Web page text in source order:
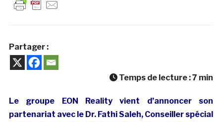
Partager :
Temps de lecture :7 min
Le groupe EON Reality vient d’annoncer son
partenariat avec le Dr. Fathi Saleh, Conseiller spécial